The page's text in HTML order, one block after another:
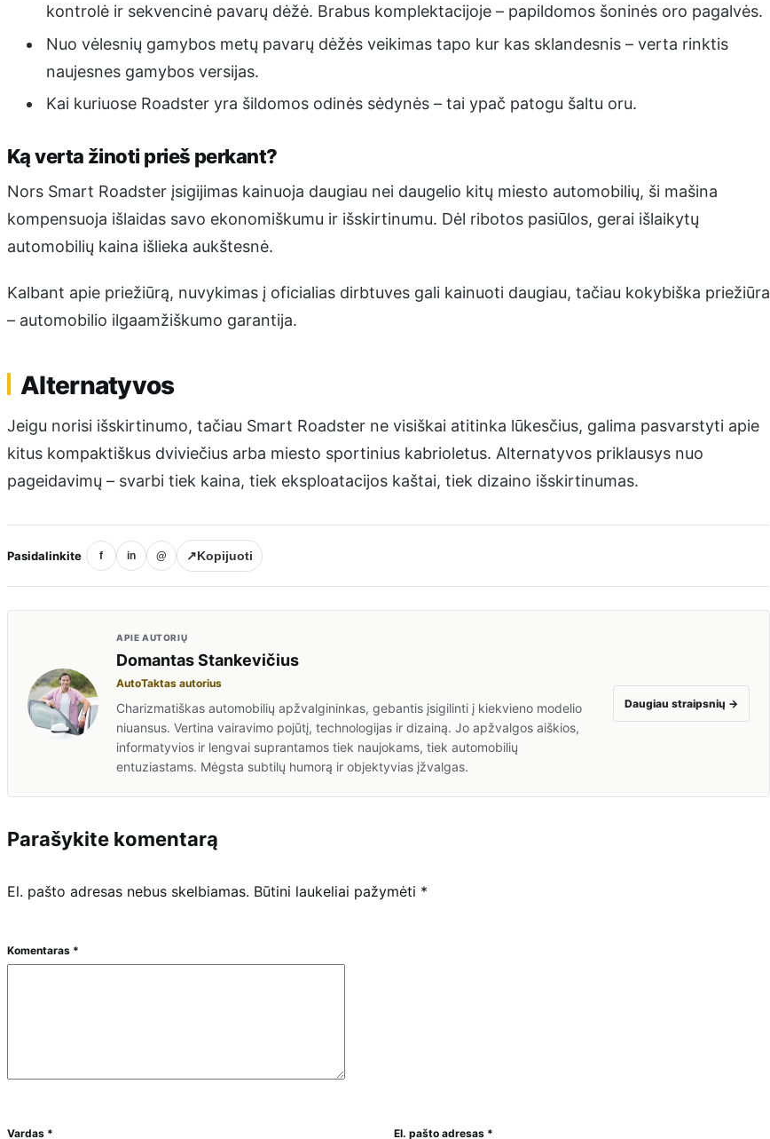
kontrolė ir sekvencinė pavarų dėžė. Brabus komplektacijoje – papildomos šoninės oro pagalvės.
Nuo vėlesnių gamybos metų pavarų dėžės veikimas tapo kur kas sklandesnis – verta rinktis
naujesnes gamybos versijas.
Kai kuriuose Roadster yra šildomos odinės sėdynės – tai ypač patogu šaltu oru.
Ką verta žinoti prieš perkant?
Nors Smart Roadster įsigijimas kainuoja daugiau nei daugelio kitų miesto automobilių, ši mašina
kompensuoja išlaidas savo ekonomiškumu ir išskirtinumu. Dėl ribotos pasiūlos, gerai išlaikytų
automobilių kaina išlieka aukštesnė.
Kalbant apie priežiūrą, nuvykimas į oficialias dirbtuves gali kainuoti daugiau, tačiau kokybiška priežiūra
– automobilio ilgaamžiškumo garantija.
Alternatyvos
Jeigu norisi išskirtinumo, tačiau Smart Roadster ne visiškai atitinka lūkesčius, galima pasvarstyti apie
kitus kompaktiškus dviviečius arba miesto sportinius kabrioletus. Alternatyvos priklausys nuo
pageidavimų – svarbi tiek kaina, tiek eksploatacijos kaštai, tiek dizaino išskirtinumas.
Pasidalinkite f in @ ↗Kopijuoti
APIE AUTORIŲ
Domantas Stankevičius
AutoTaktas autorius
Charizmatiškas automobilių apžvalgininkas, gebantis įsigilinti į kiekvieno modelio
niuansus. Vertina vairavimo pojūtį, technologijas ir dizainą. Jo apžvalgos aiškios,
informatyvios ir lengvai suprantamos tiek naujokams, tiek automobilių
entuziastams. Mėgsta subtilų humorą ir objektyvias įžvalgas.
Daugiau straipsnių →
Parašykite komentarą
El. pašto adresas nebus skelbiamas. Būtini laukeliai pažymėti *
Komentaras *
Vardas * El. pašto adresas *